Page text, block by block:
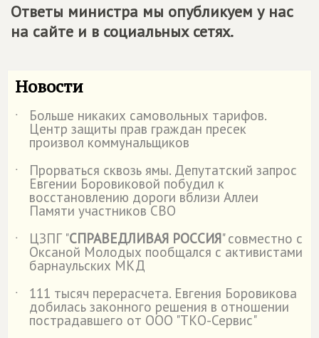
Ответы министра мы опубликуем у нас
на сайте и в социальных сетях.
Новости
˙ Больше никаких самовольных тарифов.
Центр защиты прав граждан пресек
произвол коммунальщиков
˙
Прорваться сквозь ямы. Депутатский запрос
Евгении Боровиковой побудил к
восстановлению дороги вблизи Аллеи
Памяти участников СВО
˙
ЦЗПГ "СПРАВЕДЛИВАЯ РОССИЯ" совместно с
Оксаной Молодых пообщался с активистами
барнаульских МКД
˙
111 тысяч перерасчета. Евгения Боровикова
добилась законного решения в отношении
пострадавшего от ООО "ТКО-Сервис"